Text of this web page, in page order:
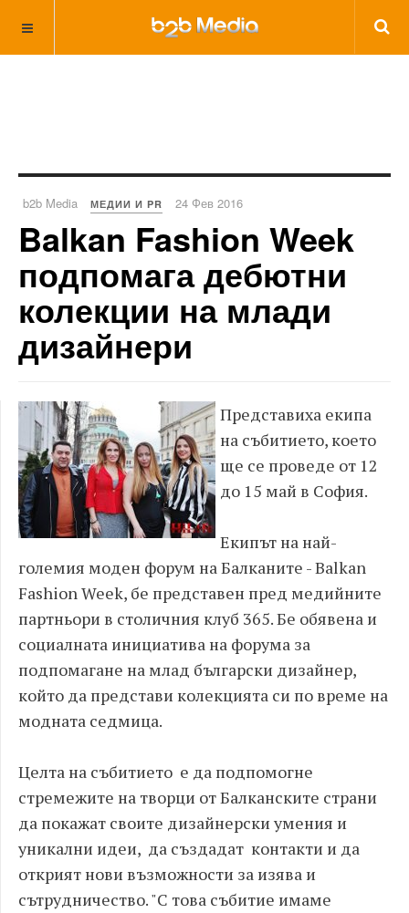
b2b Media МЕДИИ И PR 24 Фев 2016
Balkan Fashion Week
подпомага дебютни
колекции на млади
дизайнери
Представиха екипа
на събитието, което
ще се проведе от 12
до 15 май в София.
Екипът на най-
големия моден форум на Балканите - Balkan
Fashion Week, бе представен пред медийните
партньори в столичния клуб 365. Бе обявена и
социалната инициатива на форума за
подпомагане на млад български дизайнер,
който да представи колекцията си по време на
модната седмица.
Целта на събитието е да подпомогне
стремежите на творци от Балканските страни
да покажат своите дизайнерски умения и
уникални идеи, да създадат контакти и да
открият нови възможности за изява и
сътрудничество. "С това събитие имаме